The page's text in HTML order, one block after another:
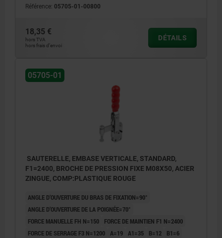
Référence: 05705-01-00800
18,35 €
hors TVA
hors frais d’envoi
DÉTAILS
05705-01
SAUTERELLE, EMBASE VERTICALE, STANDARD,
F1=2400, BROCHE DE PRESSION FIXE M08X50, ACIER
ZINGUE, COMP:PLASTIQUE ROUGE
ANGLE D’OUVERTURE DU BRAS DE FIXATION=90°
ANGLE D’OUVERTURE DE LA POIGNÉE=70°
FORCE MANUELLE FH N=150
FORCE DE MAINTIEN F1 N=2400
FORCE DE SERRAGE F3 N=1200 A=19 A1=35 B=12
B1=6